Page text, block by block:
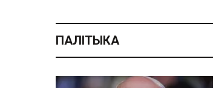
ПАЛІТЫКА